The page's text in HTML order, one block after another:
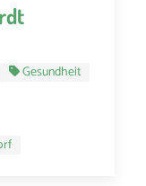
Gesundheit